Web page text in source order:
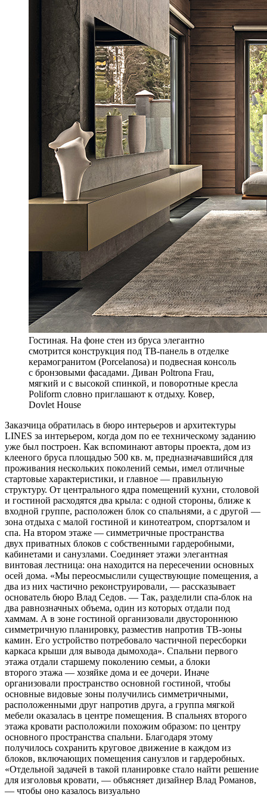
Гостиная. На фоне стен из бруса элегантно
смотрится конструкция под ТВ-панель в отделке
керамогранитом (Porcelanosa) и подвесная консоль
с бронзовыми фасадами. Диван Poltrona Frau,
мягкий и с высокой спинкой, и поворотные кресла
Poliform словно приглашают к отдыху. Ковер,
Dovlet House
Заказчица обратилась в бюро интерьеров и архитектуры
LINES за интерьером, когда дом по ее техническому заданию
уже был построен. Как вспоминают авторы проекта, дом из
клееного бруса площадью 500 кв. м, предназначавшийся для
проживания нескольких поколений семьи, имел отличные
стартовые характеристики, и главное — правильную
структуру. От центрального ядра помещений кухни, столовой
и гостиной расходятся два крыла: с одной стороны, ближе к
входной группе, расположен блок со спальнями, а с другой —
зона отдыха с малой гостиной и кинотеатром, спортзалом и
спа. На втором этаже — симметричные пространства
двух приватных блоков с собственными гардеробными,
кабинетами и санузлами. Соединяет этажи элегантная
винтовая лестница: она находится на пересечении основных
осей дома. «Мы переосмыслили существующие помещения, а
два из них частично реконструировали, — рассказывает
основатель бюро Влад Cедов. — Так, разделили спа-блок на
два равнозначных объема, один из которых отдали под
хаммам. А в зоне гостиной организовали двустороннюю
симметричную планировку, разместив напротив ТВ-зоны
камин. Его устройство потребовало частичной пересборки
каркаса крыши для вывода дымохода». Спальни первого
этажа отдали старшему поколению семьи, а блоки
второго этажа — хозяйке дома и ее дочери. Иначе
организовали пространство основной гостиной, чтобы
основные видовые зоны получились симметричными,
расположенными друг напротив друга, а группа мягкой
мебели оказалась в центре помещения. В спальнях второго
этажа кровати расположили похожим образом: по центру
основного пространства спальни. Благодаря этому
получилось сохранить круговое движение в каждом из
блоков, включающих помещения санузлов и гардеробных.
«Отдельной задачей в такой планировке стало найти решение
для изголовья кровати, — объясняет дизайнер Влад Романов,
— чтобы оно казалось визуально